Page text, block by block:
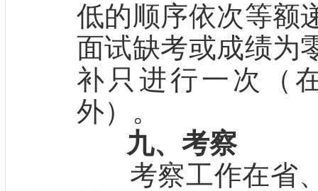
低的顺序依次等额
面试缺考或成绩为
补只进行一次（
外）。
九、考察
考察工作在省、